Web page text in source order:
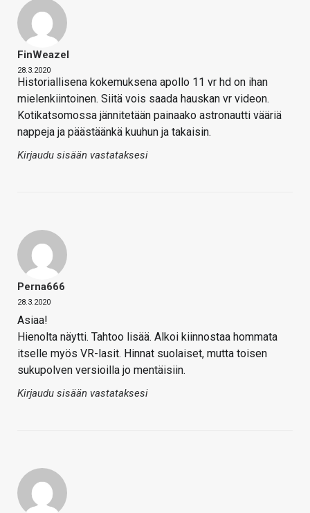
FinWeazel
28.3.2020
Historiallisena kokemuksena apollo 11 vr hd on ihan
mielenkiintoinen. Siitä vois saada hauskan vr videon.
Kotikatsomossa jännitetään painaako astronautti vääriä
nappeja ja päästäänkä kuuhun ja takaisin.
Kirjaudu sisään vastataksesi
Perna666
28.3.2020
Asiaa!
Hienolta näytti. Tahtoo lisää. Alkoi kiinnostaa hommata
itselle myös VR-lasit. Hinnat suolaiset, mutta toisen
sukupolven versioilla jo mentäisiin.
Kirjaudu sisään vastataksesi